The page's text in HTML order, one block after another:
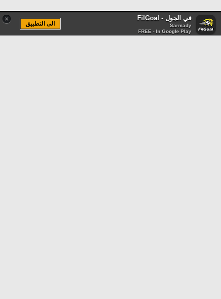
× في الجول - FilGoal
Sarmady
FREE - In Google Play
الى التطبيق